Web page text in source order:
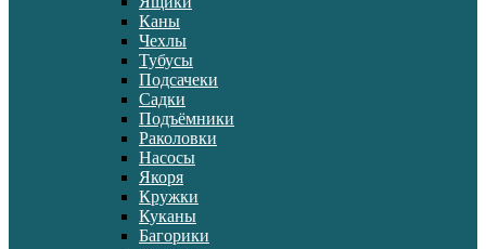
Каны
Чехлы
Тубусы
Подсачеки
Садки
Подъёмники
Раколовки
Насосы
Якоря
Кружки
Куканы
Багорики